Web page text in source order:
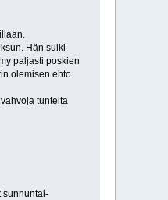
Hän sulki
paljasti poskien
olemisen ehto.
tunteita
sunnuntai-